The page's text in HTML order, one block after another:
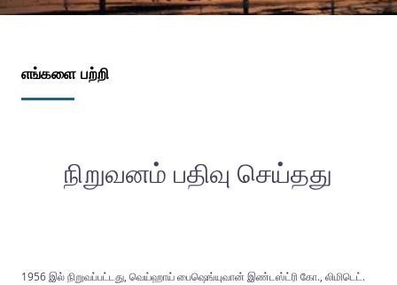
எங்களை பற்றி
நிறுவனம் பதிவு செய்தது
1956 இல் நிறுவப்பட்டது, வெய்ஹாய் பைஷெங்யுவான் இண்டஸ்ட்ரி கோ., லிமிடெட்.